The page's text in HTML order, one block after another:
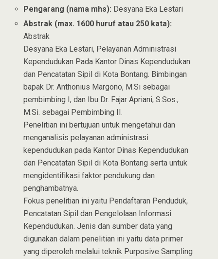
Pengarang (nama mhs): Desyana Eka Lestari
Abstrak (max. 1600 huruf atau 250 kata):
Abstrak
Desyana Eka Lestari, Pelayanan Administrasi
Kependudukan Pada Kantor Dinas Kependudukan
dan Pencatatan Sipil di Kota Bontang. Bimbingan
bapak Dr. Anthonius Margono, M.Si sebagai
pembimbing I, dan Ibu Dr. Fajar Apriani, S.Sos.,
M.Si. sebagai Pembimbing II.
Penelitian ini bertujuan untuk mengetahui dan
menganalisis pelayanan administrasi
kependudukan pada Kantor Dinas Kependudukan
dan Pencatatan Sipil di Kota Bontang serta untuk
mengidentifikasi faktor pendukung dan
penghambatnya.
Fokus penelitian ini yaitu Pendaftaran Penduduk,
Pencatatan Sipil dan Pengelolaan Informasi
Kependudukan. Jenis dan sumber data yang
digunakan dalam penelitian ini yaitu data primer
yang diperoleh melalui teknik Purposive Sampling